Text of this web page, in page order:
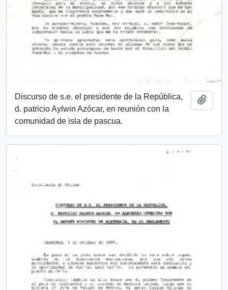
Discurso de s.e. el presidente de la República,
d. patricio Aylwin Azócar, en reunión con la
comunidad de isla de pascua.